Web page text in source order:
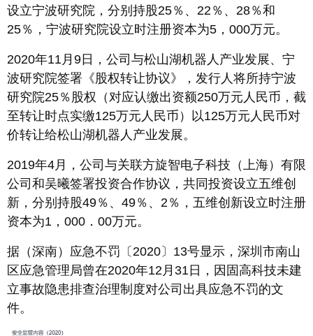
设立宁波研究院，分别持股25％、22％、28％和
25％，宁波研究院设立时注册资本为5，000万元。
2020年11月9日，公司与松山湖机器人产业发展、宁
波研究院签署《股权转让协议》，发行人将所持宁波
研究院25％股权（对应认缴出资额250万元人民币，截
至转让时点实缴125万元人民币）以125万元人民币对
价转让给松山湖机器人产业发展。
2019年4月，公司与关联方旋智电子科技（上海）有限
公司和吴曦签署投资合作协议，共同投资设立五维创
新，分别持股49％、49％、2％，五维创新设立时注册
资本为1，000．00万元。
据（深南）应急不罚〔2020〕13号显示，深圳市南山
区应急管理局曾在2020年12月31日，因固高科技未建
立事故隐患排查治理制度对公司出具应急不罚的文
件。